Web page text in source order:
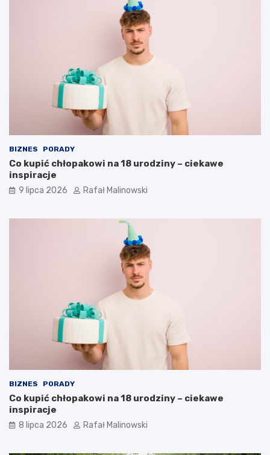
BIZNES PORADY
Co kupić chłopakowi na 18 urodziny – ciekawe
inspiracje
9 lipca 2026 Rafał Malinowski
BIZNES PORADY
Co kupić chłopakowi na 18 urodziny – ciekawe
inspiracje
8 lipca 2026 Rafał Malinowski